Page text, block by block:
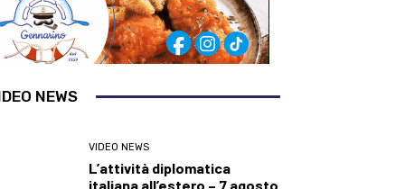
NEWS
VIDEO NEWS
L’attività diplomatica
italiana all’estero – 7 agosto